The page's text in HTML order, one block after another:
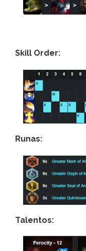
Skill Order:
Runas:
Talentos: